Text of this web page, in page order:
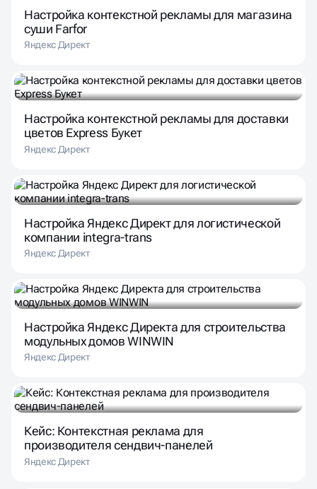
Яндекс Директ
Настройка контекстной рекламы для доставки
Яндекс Директ
Настройка Яндекс Директ для логистической
Яндекс Директ
Настройка Яндекс Директа для строительства
Яндекс Директ
Кейс: Контекстная реклама для
производителя сендвич-панелей
Яндекс Директ